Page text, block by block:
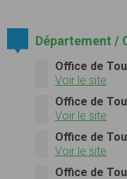
Département /
Office de
Voir le site
Office de
Voir le site
Office de
Voir le site
Office de